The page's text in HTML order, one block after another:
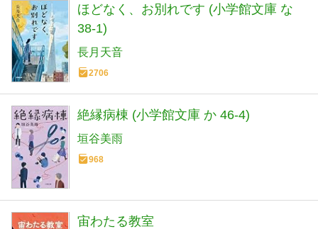
ほどなく、お別れです (小学館文庫 な
38-1)
長月天音
2706
絶縁病棟 (小学館文庫 か 46-4)
垣谷美雨
968
宙わたる教室